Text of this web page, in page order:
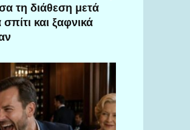
τη διάθεση μετά
και ξαφνικά